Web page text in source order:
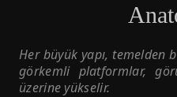
Her büyük yapı, temelden
görkemli platformlar,
üzerine yükselir.